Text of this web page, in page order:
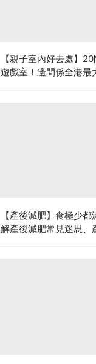
【親子室內好去處】
遊戲室！邊間係全港最
【產後減肥】食極少
解產後減肥常見迷思、